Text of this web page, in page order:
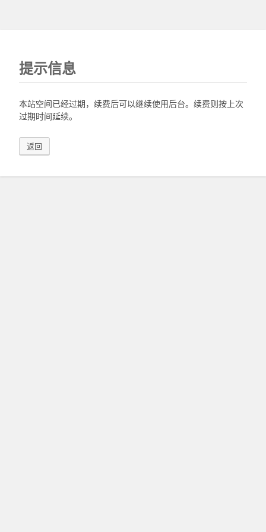
提示信息
本站空间已经过期，续费后可以继续使用后台。续费则按上次
过期时间延续。
返回